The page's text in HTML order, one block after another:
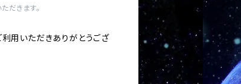
だきます。
用いただきありがとうござ